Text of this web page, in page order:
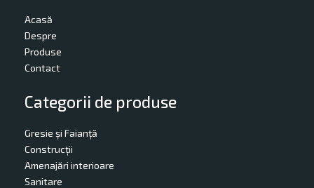
Acasă
Despre
Produse
Contact
Categorii de produse
Gresie și Faianță
Construcții
Amenajări interioare
Sanitare